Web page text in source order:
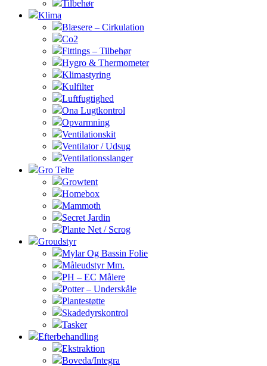
Tilbehør
Klima
Blæsere – Cirkulation
Co2
Fittings – Tilbehør
Hygro & Thermometer
Klimastyring
Kulfilter
Luftfugtighed
Ona Lugtkontrol
Opvarmning
Ventilationskit
Ventilator / Udsug
Ventilationsslanger
Gro Telte
Growtent
Homebox
Mammoth
Secret Jardin
Plante Net / Scrog
Groudstyr
Mylar Og Bassin Folie
Måleudstyr Mm.
PH – EC Målere
Potter – Underskåle
Plantestøtte
Skadedyrskontrol
Tasker
Efterbehandling
Ekstraktion
Boveda/Integra